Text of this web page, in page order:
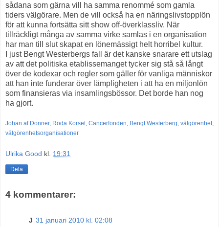
sådana som gärna vill ha samma renommé som gamla
tiders välgörare. Men de vill också ha en näringslivstopplön
för att kunna fortsätta sitt show off-överklassliv. När
tillräckligt många av samma virke samlas i en organisation
har man till slut skapat en lönemässigt helt horribel kultur.
I just Bengt Westerbergs fall är det kanske snarare ett utslag
av att det politiska etablissemanget tycker sig stå så långt
över de kodexar och regler som gäller för vanliga människor
att han inte funderar över lämpligheten i att ha en miljonlön
som finansieras via insamlingsbössor. Det borde han nog
ha gjort.
Johan af Donner, Röda Korset, Cancerfonden, Bengt Westerberg, välgörenhet,
välgörenhetsorganisationer
Ulrika Good kl. 19:31
Dela
4 kommentarer:
J 31 januari 2010 kl. 02:08